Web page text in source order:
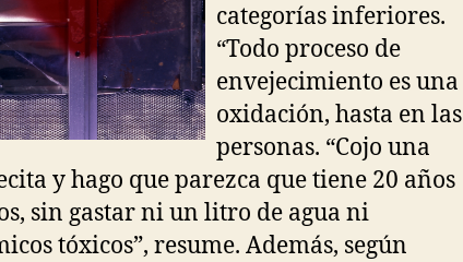
categorías inferiores.
“Todo proceso de
envejecimiento es una
oxidación, hasta en las
personas. “Cojo una
y hago que parezca que tiene 20 años
sin gastar ni un litro de agua ni
tóxicos”, resume. Además, según